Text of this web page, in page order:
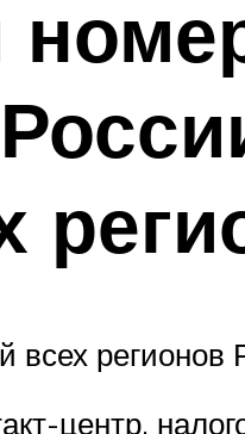
всех
центр,